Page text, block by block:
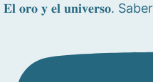
𝐄𝐥 𝐨𝐫𝐨 𝐲 𝐞𝐥 𝐮𝐧𝐢𝐯𝐞𝐫𝐬𝐨.